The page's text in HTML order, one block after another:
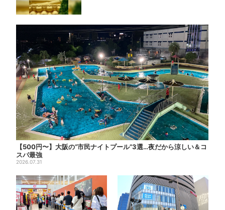
【500円〜】大阪の“市民ナイトプール”3選…夜だから涼しい＆コ
スパ最強
2026.07.31